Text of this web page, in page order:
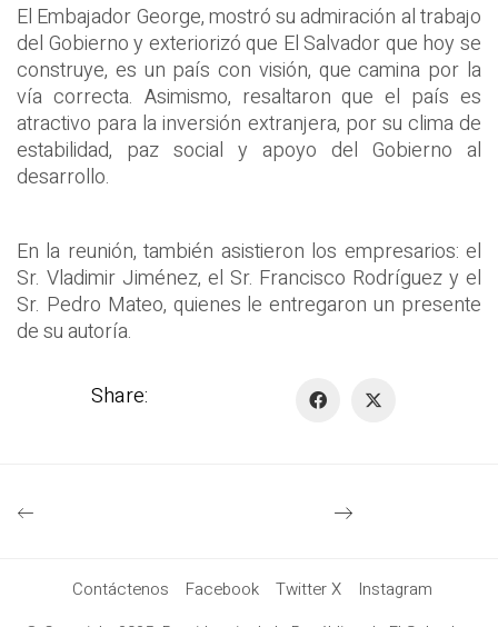
El Embajador George, mostró su admiración al trabajo
del Gobierno y exteriorizó que El Salvador que hoy se
construye, es un país con visión, que camina por la
vía correcta. Asimismo, resaltaron que el país es
atractivo para la inversión extranjera, por su clima de
estabilidad, paz social y apoyo del Gobierno al
desarrollo.
En la reunión, también asistieron los empresarios: el
Sr. Vladimir Jiménez, el Sr. Francisco Rodríguez y el
Sr. Pedro Mateo, quienes le entregaron un presente
de su autoría.
Share:
Contáctenos Facebook Twitter X
Instagram